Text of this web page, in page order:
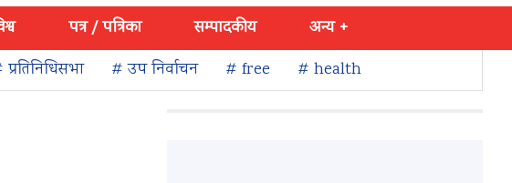
पत्र / पत्रिका सम्पादकीय
अन्य +
# उप निर्वाचन # free # health